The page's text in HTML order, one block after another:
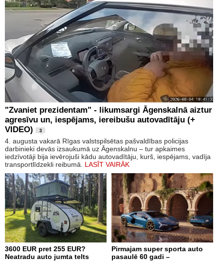
"Zvaniet prezidentam" - likumsargi Āgenskalnā aiztur
agresīvu un, iespējams, iereibušu autovadītāju (+
VIDEO)
3
4. augusta vakarā Rīgas valstspilsētas pašvaldības policijas
darbinieki devās izsaukumā uz Āgenskalnu – tur apkaimes
iedzīvotāji bija ievērojuši kādu autovadītāju, kurš, iespējams, vadīja
transportlīdzekli reibumā. LASĪT VAIRĀK
3600 EUR pret 255 EUR?
Neatradu auto jumta telts
Pirmajam super sporta auto
pasaulē 60 gadi –